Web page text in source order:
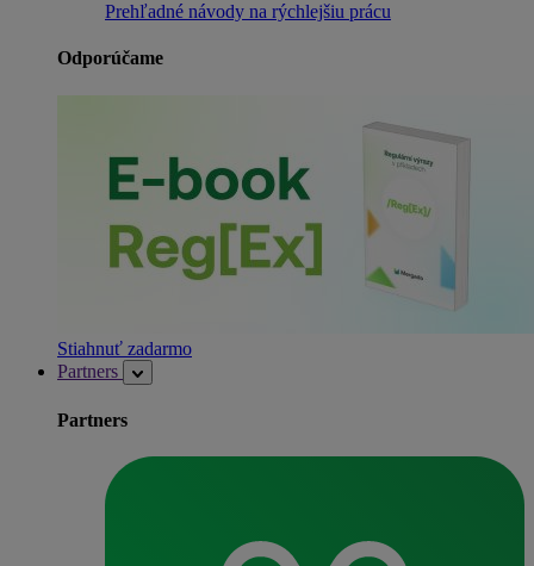
Prehľadné návody na rýchlejšiu prácu
Odporúčame
Stiahnuť zadarmo
Partners
Partners